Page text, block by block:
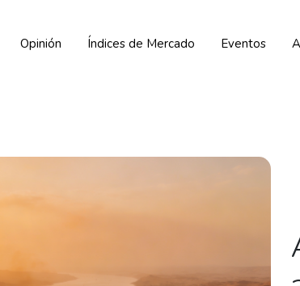
Opinión Índices de Mercado Eventos